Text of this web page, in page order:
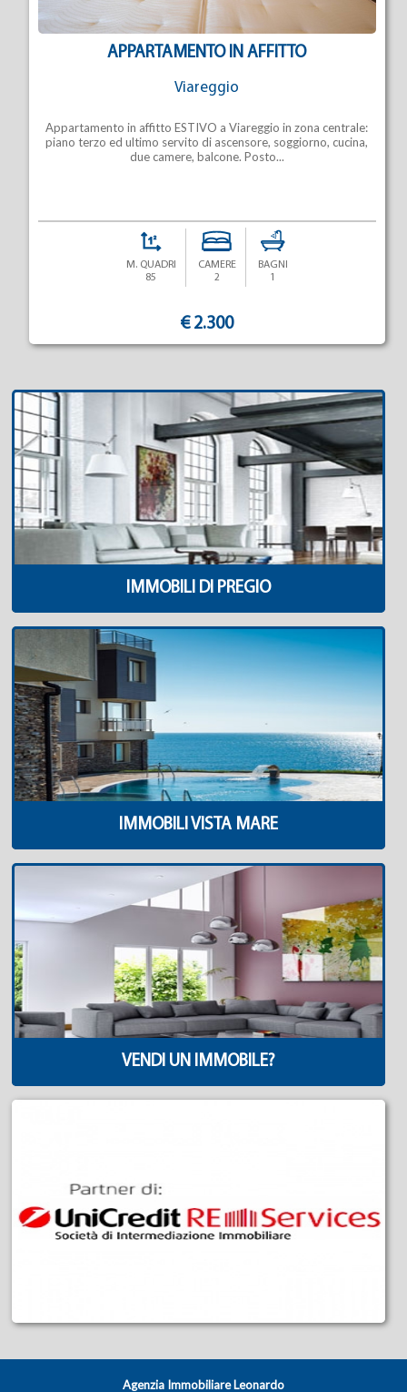
APPARTAMENTO IN AFFITTO
Viareggio
Appartamento in affitto ESTIVO a Viareggio in zona centrale:
piano terzo ed ultimo servito di ascensore, soggiorno, cucina,
due camere, balcone. Posto...
M. QUADRI
85
CAMERE
2
BAGNI
1
€ 2.300
IMMOBILI DI PREGIO
IMMOBILI VISTA MARE
VENDI UN IMMOBILE?
Agenzia Immobiliare Leonardo